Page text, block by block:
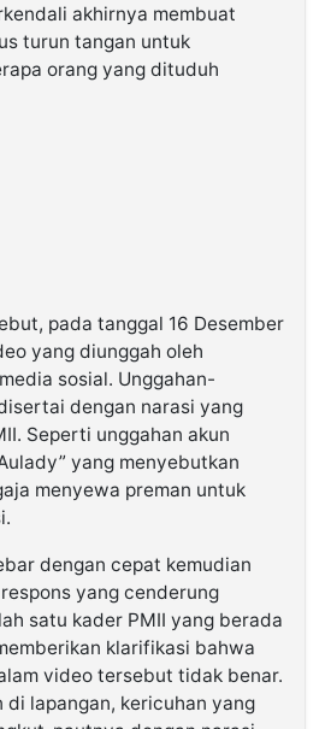
akhirnya membuat
turun tangan untuk
orang yang dituduh
pada tanggal 16 Desember
yang diunggah oleh
sosial. Unggahan-
dengan narasi yang
Seperti unggahan akun
yang menyebutkan
menyewa preman untuk
dengan cepat kemudian
yang cenderung
satu kader PMII yang berada
klarifikasi bahwa
video tersebut tidak benar.
lapangan, kericuhan yang